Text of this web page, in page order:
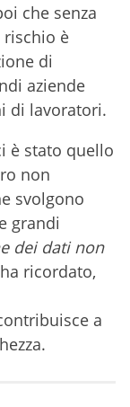
che senza
rischio è
di
aziende
di lavoratori.
è stato quello
non
svolgono
grandi
dei dati non
ricordato,
a